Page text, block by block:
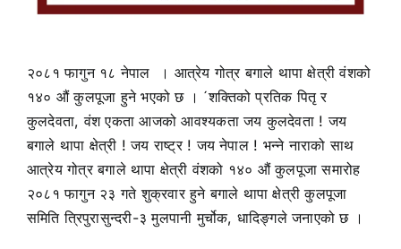
२०८१ फागुन १८ नेपाल । आत्रेय गोत्र बगाले थापा क्षेत्री वंशको
१४० औं कुलपूजा हुने भएको छ । ´शक्तिको प्रतिक पितृ र
कुलदेवता, वंश एकता आजको आवश्यकता जय कुलदेवता ! जय
बगाले थापा क्षेत्री ! जय राष्ट्र ! जय नेपाल ! भन्ने नाराको साथ
आत्रेय गोत्र बगाले थापा क्षेत्री वंशको १४० औं कुलपूजा समारोह
२०८१ फागुन २३ गते शुक्रवार हुने बगाले थापा क्षेत्री कुलपूजा
समिति त्रिपुरासुन्दरी-३ मुलपानी मुर्चोक, धादिङ्गले जनाएको छ ।